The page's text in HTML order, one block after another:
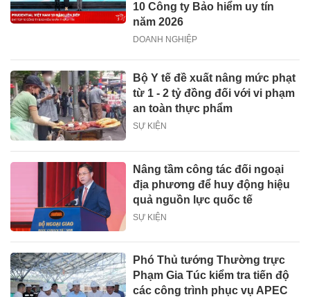
10 Công ty Bảo hiểm uy tín
năm 2026
DOANH NGHIỆP
Bộ Y tế đề xuất nâng mức phạt
từ 1 - 2 tỷ đồng đối với vi phạm
an toàn thực phẩm
SỰ KIỆN
Nâng tầm công tác đối ngoại
địa phương để huy động hiệu
quả nguồn lực quốc tế
SỰ KIỆN
Phó Thủ tướng Thường trực
Phạm Gia Túc kiểm tra tiến độ
các công trình phục vụ APEC